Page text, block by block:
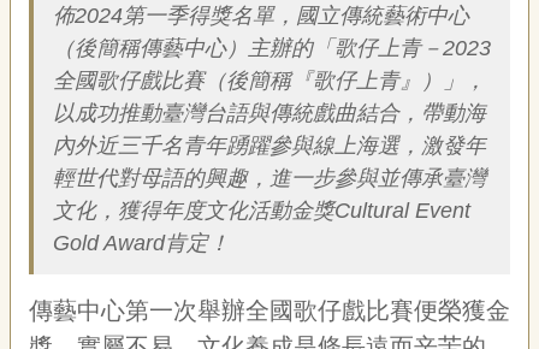
關
於
我
佈2024第一季得獎名單，國立傳統藝術中心
（後簡稱傳藝中心）主辦的「歌仔上青－2023
全國歌仔戲比賽（後簡稱『歌仔上青』）」，
以成功推動臺灣台語與傳統戲曲結合，帶動海
內外近三千名青年踴躍參與線上海選，激發年
輕世代對母語的興趣，進一步參與並傳承臺灣
文化，獲得年度文化活動金獎Cultural Event
Gold Award肯定！
傳藝中心第一次舉辦全國歌仔戲比賽便榮獲金